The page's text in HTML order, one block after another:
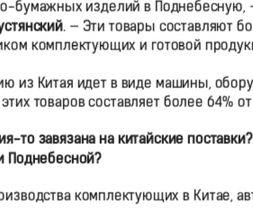
бумажных изделий в Поднебесную,
. — Эти товары составляют
комплектующих и готовой
из Китая идет в виде машины,
товаров составляет более 64%
то завязана на китайские
Поднебесной?
комплектующих в Китае,